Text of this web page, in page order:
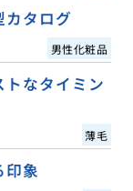
カタログ
男性化粧品
なタイミン
薄毛
印象